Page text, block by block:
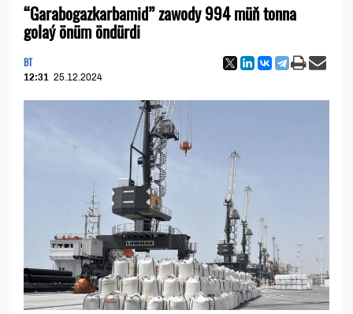
“Garabogazkarbamid” zawody 994 müň tonna
golaý önüm öndürdi
BT
12:31 25.12.2024